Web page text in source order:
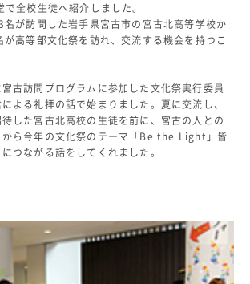
全校生徒へ紹介しました。
が訪問した岩手県宮古市の宮古北高等学校か
高等部文化祭を訪れ、交流する機会を持つこ
古訪問プログラムに参加した文化祭実行委員
よる礼拝の話で始まりました。夏に交流し、
した宮古北高校の生徒を前に、宮古の人との
から今年の文化祭のテーマ「Be the Light」皆
つながる話をしてくれました。